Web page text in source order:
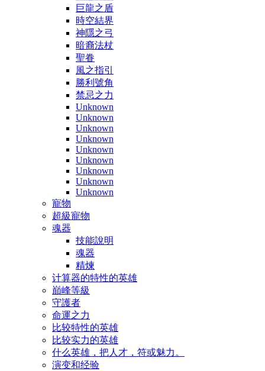
巨龍之盾
時空結界
神隱之弓
暗裔法杖
聖眷
風之指引
勝利號角
禁忌之力
Unknown
Unknown
Unknown
Unknown
Unknown
Unknown
Unknown
Unknown
Unknown
寵物
超級寵物
魂器
技能說明
魂器
精煉
计算器的特性的英雄
巔峰等級
守護者
命運之力
比较特性的英雄
比较实力的英雄
什么英雄，把人才，符或魅力。
演变和经验